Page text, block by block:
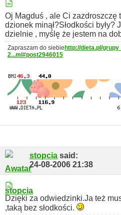
Oj Magduś , ale Ci zazdroszczę
dzionek minął?Słodkości były?
dzielnie , myślę że jestem na
Zapraszam do siebiehttp://dieta.pl/
2...ml#post2946015
stopcia said:
24-08-2006 21:38
Dzięki za odwiedzinki.Ja też
,taką bez słodkości.